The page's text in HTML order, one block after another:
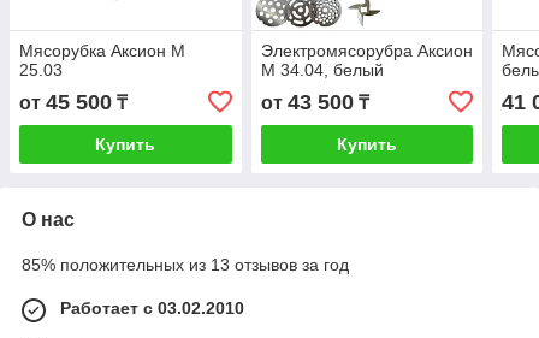
Мясорубка Аксион M
25.03
от 45 500 ₸
Купить
Электромясорубра Аксион
М 34.04, белый
от 43 500₸
Купить
41
О нас
85% положительных из 13 отзывов за год
Работает с 03.02.2010